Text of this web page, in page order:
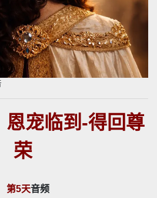
恩宠临到-得回尊
荣
第5天音频